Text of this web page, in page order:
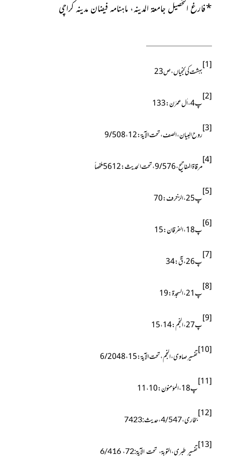
*فارغ التحصیل جامعۃ المدینہ، ماہنامہ فیضان مدینہ کراچی
[1]
بہشت کی کنجیاں،ص23
[2]
پ4،اٰل عمرٰن:133
[3]
روح البیان،الصف،تحت الآیۃ:12، 9/508
[4]
مرقاۃ المفاتیح،9/576،تحت الحدیث:5612 ملخصاً
[5]
پ25، الزخرف: 70
[6]
پ18، الفرقان:15
[7]
پ26،قٓ:34
[8]
پ21، السجدۃ: 19
[9]
پ27، النجم:14، 15
[10]
تفسیر صاوی، النجم، تحت الآیۃ: 15، 6/2048
[11]
پ18،المؤمنون:10، 11
[12]
بخاری،4/547،حدیث:7423
[13] تفسیر طبری،التوبۃ، تحت الآیۃ:72، 6/416